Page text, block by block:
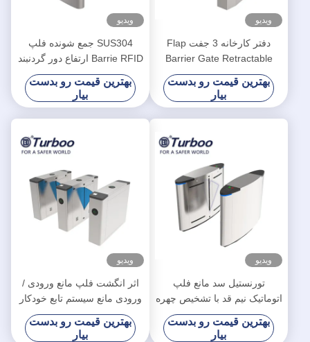
ویدیو
دفتر کارخانه 3 جفت Flap
Barrier Gate Retractable
Automatic طراحی شده است
بهترین قیمت رو بدست
بیار
ویدیو
SUS304 جمع شونده فلپ
Barrie RFID ارتفاع دور گردنبند
سیستم دروازه
بهترین قیمت رو بدست
بیار
ویدیو
تورنستیل سد مانع فلپ
اتوماتیک نیم قد با تشخیص چهره
بهترین قیمت رو بدست
بیار
ویدیو
اثر انگشت فلپ مانع ورودی /
ورودی مانع سیستم تابع خودکار
بازنشانی
بهترین قیمت رو بدست
بیار